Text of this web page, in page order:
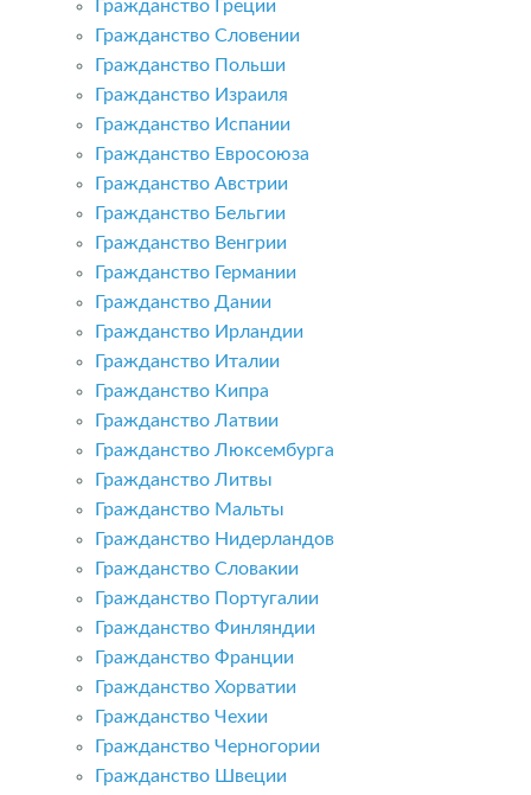
Гражданство Греции
Гражданство Словении
Гражданство Польши
Гражданство Израиля
Гражданство Испании
Гражданство Евросоюза
Гражданство Австрии
Гражданство Бельгии
Гражданство Венгрии
Гражданство Германии
Гражданство Дании
Гражданство Ирландии
Гражданство Италии
Гражданство Кипра
Гражданство Латвии
Гражданство Люксембурга
Гражданство Литвы
Гражданство Мальты
Гражданство Нидерландов
Гражданство Словакии
Гражданство Португалии
Гражданство Финляндии
Гражданство Франции
Гражданство Хорватии
Гражданство Чехии
Гражданство Черногории
Гражданство Швеции